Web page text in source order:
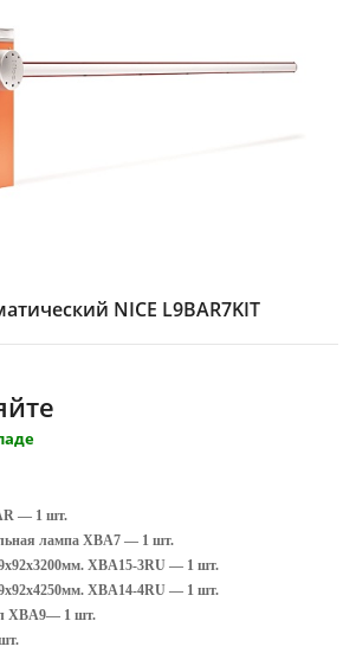
NICE L9BAR7KIT
— 1 шт.
лампа XBA7 — 1 шт.
XBA15-3RU — 1 шт.
XBA14-4RU — 1 шт.
XBA9— 1 шт.